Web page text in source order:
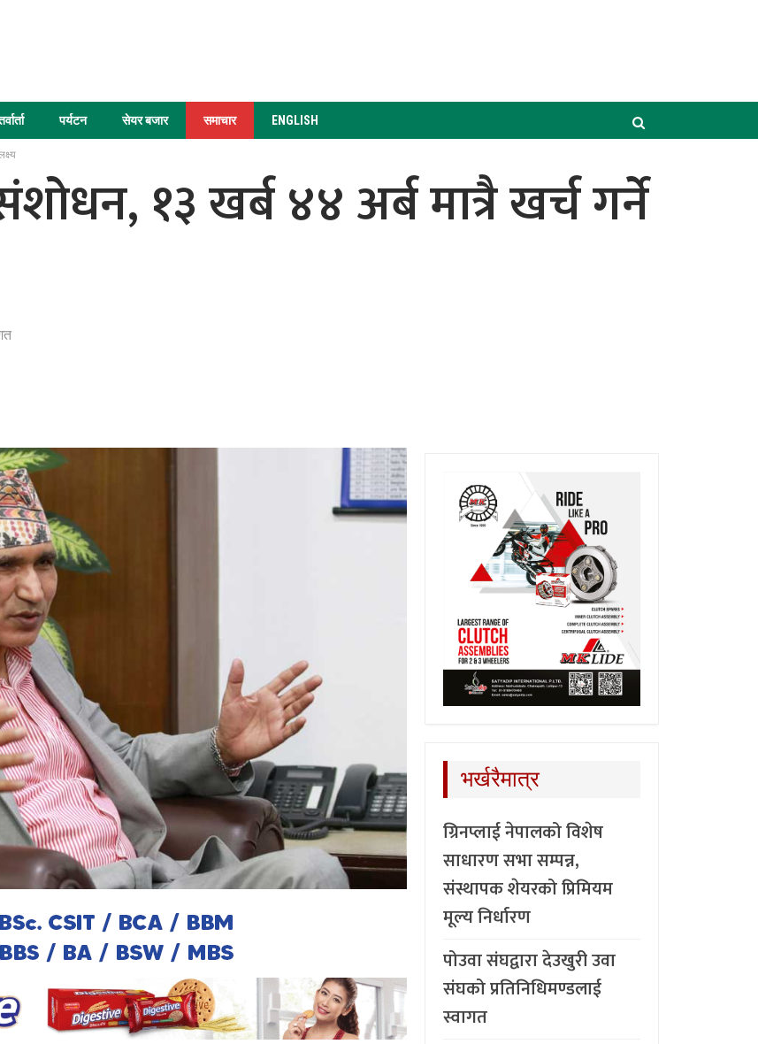
पर्यटन सेयर बजार समाचार ENGLISH
१३ खर्ब ४४ अर्ब मात्रै खर्च गर्ने
भर्खरैमात्र
ग्रिनप्लाई नेपालको विशेष
साधारण सभा सम्पन्न,
संस्थापक शेयरको प्रिमियम
मूल्य निर्धारण
पोउवा संघद्वारा देउखुरी उवा
संघको प्रतिनिधिमण्डलाई
स्वागत